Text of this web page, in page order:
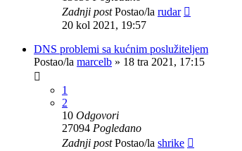
Zadnji postPostao/la rudar
20 kol 2021, 19:57
DNS problemi sa kućnim poslužiteljem
Postao/la marcelb » 18 tra 2021, 17:15
1
2
10 Odgovori
27094 Pogledano
Zadnji postPostao/la shrike